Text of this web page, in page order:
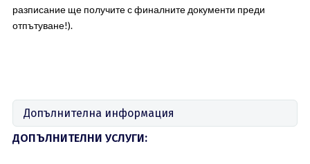
разписание ще получите с финалните документи преди
отпътуване!).
Допълнителна информация
ДОПЪЛНИТЕЛНИ УСЛУГИ: